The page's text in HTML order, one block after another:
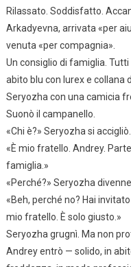
Rilassato. Soddisfatto.
Arkadyevna, arrivata «per
venuta «per compagnia».
Un consiglio di famiglia.
abito blu con lurex e collana
Seryozha con una camicia
Suonò il campanello.
«Chi è?» Seryozha si accigliò.
«È mio fratello. Andrey.
famiglia.»
«Perché?» Seryozha
«Beh, perché no? Hai
mio fratello. È solo giusto.»
Seryozha grugnì. Ma non
Andrey entrò — solido, in